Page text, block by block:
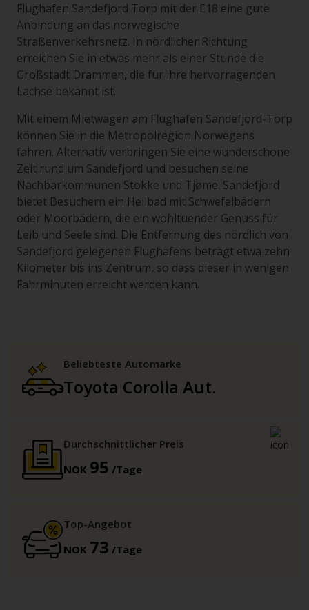
Flughafen Sandefjord Torp mit der E18 eine gute
Anbindung an das norwegische
Straßenverkehrsnetz. In nördlicher Richtung
erreichen Sie in etwas mehr als einer Stunde die
Großstadt Drammen, die für ihre hervorragenden
Lachse bekannt ist.
Mit einem Mietwagen am Flughafen Sandefjord-Torp
können Sie in die Metropolregion Norwegens
fahren. Alternativ verbringen Sie eine wunderschöne
Zeit rund um Sandefjord und besuchen seine
Nachbarkommunen Stokke und Tjøme. Sandefjord
bietet Besuchern ein Heilbad mit Schwefelbädern
oder Moorbädern, die ein wohltuender Genuss für
Leib und Seele sind. Die Entfernung des nördlich von
Sandefjord gelegenen Flughafens beträgt etwa zehn
Kilometer bis ins Zentrum, so dass dieser in wenigen
Fahrminuten erreicht werden kann.
Beliebteste Automarke
Toyota Corolla Aut.
Durchschnittlicher Preis
NOK 95 /Tage
Top-Angebot
NOK 73 /Tage